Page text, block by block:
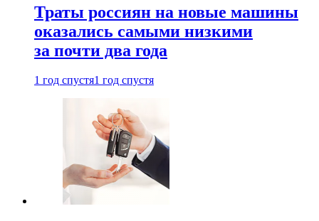
Траты россиян на новые машины
оказались самыми низкими
за почти два года
1 год спустя1 год спустя